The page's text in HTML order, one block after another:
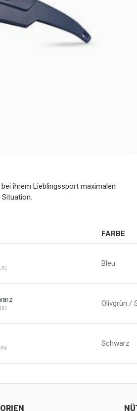
ihrem Lieblingssport maximalen
FARBE
Bleu
Olivgrün /
Schwarz